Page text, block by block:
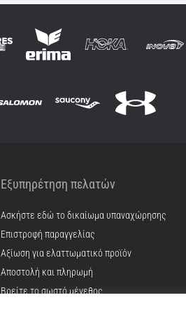
Εξυπηρέτηση πελατών
Ασκήστε εδώ το δικαίωμα υπαναχώρησης
Επιστροφή παραγγελίας
Αξίωση για ελαττωματικό προϊόν
Αποστολή και πληρωμή
Βρείτε το σωστό μέγεθος